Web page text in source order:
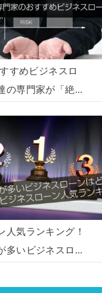
すめビジネスロ
の専門家が「絶
ーン・商工ローン
人気ランキング！
多いビジネスロー
版】